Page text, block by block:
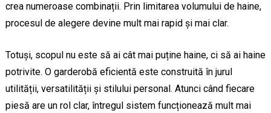
crea numeroase combinații. Prin limitarea volumului de haine,
procesul de alegere devine mult mai rapid și mai clar.
Totuși, scopul nu este să ai cât mai puține haine, ci să ai haine
potrivite. O garderobă eficientă este construită în jurul
utilității, versatilității și stilului personal. Atunci când fiecare
piesă are un rol clar, întregul sistem funcționează mult mai